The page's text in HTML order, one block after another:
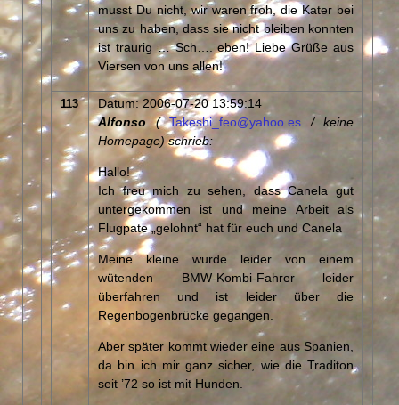
musst Du nicht, wir waren froh, die Kater bei
uns zu haben, dass sie nicht bleiben konnten
ist traurig … Sch…. eben! Liebe Grüße aus
Viersen von uns allen!
113
Datum: 2006-07-20 13:59:14
Alfonso(Takeshi_feo@yahoo.es / keine
Homepage) schrieb:
Hallo!
Ich freu mich zu sehen, dass Canela gut
untergekommen ist und meine Arbeit als
Flugpate „gelohnt“ hat für euch und Canela
Meine kleine wurde leider von einem
wütenden BMW-Kombi-Fahrer leider
überfahren und ist leider über die
Regenbogenbrücke gegangen.
Aber später kommt wieder eine aus Spanien,
da bin ich mir ganz sicher, wie die Traditon
seit ’72 so ist mit Hunden.